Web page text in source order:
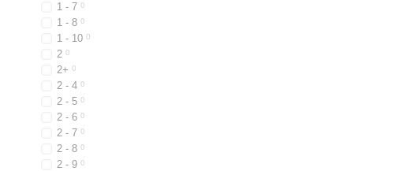
1 - 7 0
1 - 8 0
1 - 10 0
2 0
2+ 0
2 - 4 0
2 - 5 0
2 - 6 0
2 - 7 0
2 - 8 0
2 - 9 0